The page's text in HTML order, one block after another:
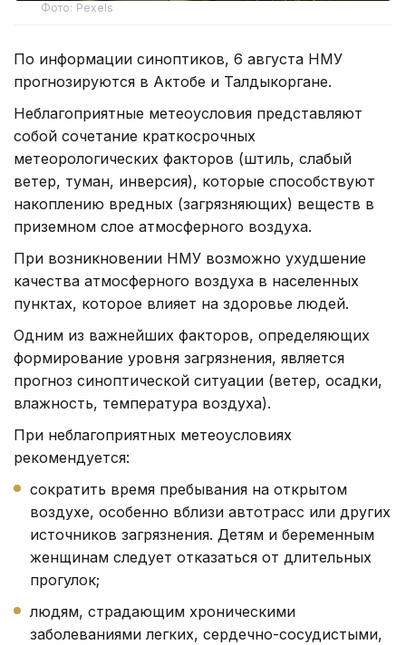
Фото: Pexels
По информации синоптиков, 6 августа НМУ
прогнозируются в Актобе и Талдыкоргане.
Неблагоприятные метеоусловия представляют
собой сочетание краткосрочных
метеорологических факторов (штиль, слабый
ветер, туман, инверсия), которые способствуют
накоплению вредных (загрязняющих) веществ в
приземном слое атмосферного воздуха.
При возникновении НМУ возможно ухудшение
качества атмосферного воздуха в населенных
пунктах, которое влияет на здоровье людей.
Одним из важнейших факторов, определяющих
формирование уровня загрязнения, является
прогноз синоптической ситуации (ветер, осадки,
влажность, температура воздуха).
При неблагоприятных метеоусловиях
рекомендуется:
сократить время пребывания на открытом
воздухе, особенно вблизи автотрасс или других
источников загрязнения. Детям и беременным
женщинам следует отказаться от длительных
прогулок;
людям, страдающим хроническими
заболеваниями легких, сердечно-сосудистыми,